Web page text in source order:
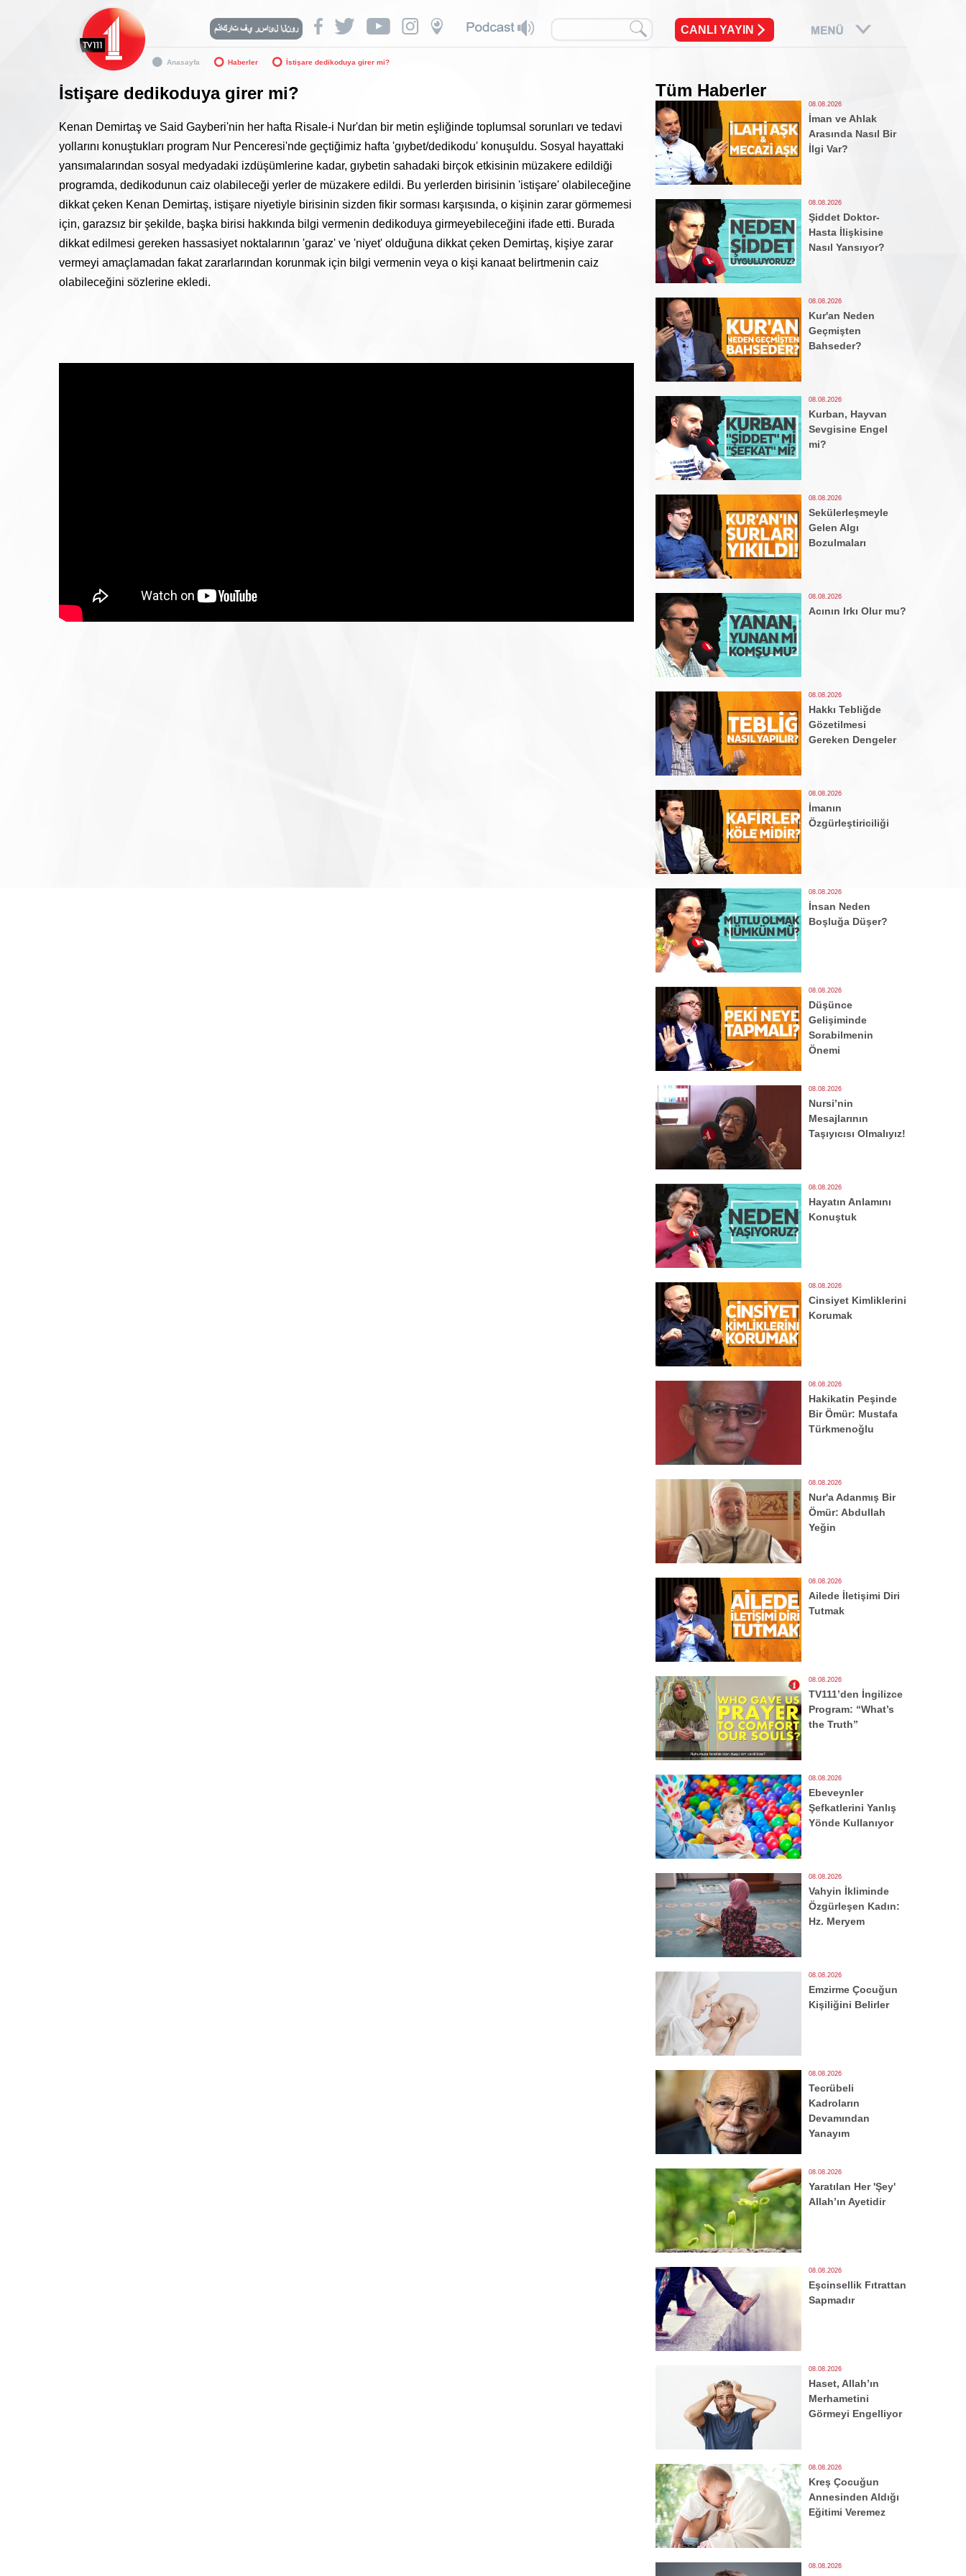
CANLI YAYIN
Anasayfa Haberler İstişare dedikoduya girer mi?
İstişare dedikoduya girer mi?
Kenan Demirtaş ve Said Gayberi'nin her hafta Risale-i Nur'dan bir metin eşliğinde toplumsal sorunları ve tedavi
yollarını konuştukları program Nur Penceresi'nde geçtiğimiz hafta 'gıybet/dedikodu' konuşuldu. Sosyal hayattaki
yansımalarından sosyal medyadaki izdüşümlerine kadar, gıybetin sahadaki birçok etkisinin müzakere edildiği
programda, dedikodunun caiz olabileceği yerler de müzakere edildi. Bu yerlerden birisinin 'istişare' olabileceğine
dikkat çeken Kenan Demirtaş, istişare niyetiyle birisinin sizden fikir sorması karşısında, o kişinin zarar görmemesi
için, garazsız bir şekilde, başka birisi hakkında bilgi vermenin dedikoduya girmeyebileceğini ifade etti. Burada
dikkat edilmesi gereken hassasiyet noktalarının 'garaz' ve 'niyet' olduğuna dikkat çeken Demirtaş, kişiye zarar
vermeyi amaçlamadan fakat zararlarından korunmak için bilgi vermenin veya o kişi kanaat belirtmenin caiz
olabileceğini sözlerine ekledi.
Tüm Haberler
08.08.2026
İman ve Ahlak
Arasında Nasıl Bir
İlgi Var?
08.08.2026
Şiddet Doktor-
Hasta İlişkisine
Nasıl Yansıyor?
08.08.2026
Kur'an Neden
Geçmişten
Bahseder?
08.08.2026
Kurban, Hayvan
Sevgisine Engel
mi?
08.08.2026
Sekülerleşmeyle
Gelen Algı
Bozulmaları
08.08.2026
Acının Irkı Olur mu?
08.08.2026
Hakkı Tebliğde
Gözetilmesi
Gereken Dengeler
08.08.2026
İmanın
Özgürleştiriciliği
08.08.2026
İnsan Neden
Boşluğa Düşer?
08.08.2026
Düşünce
Gelişiminde
Sorabilmenin
Önemi
08.08.2026
Nursi’nin
Mesajlarının
Taşıyıcısı Olmalıyız!
08.08.2026
Hayatın Anlamını
Konuştuk
08.08.2026
Cinsiyet Kimliklerini
Korumak
08.08.2026
Hakikatin Peşinde
Bir Ömür: Mustafa
Türkmenoğlu
08.08.2026
Nur'a Adanmış Bir
Ömür: Abdullah
Yeğin
08.08.2026
Ailede İletişimi Diri
Tutmak
08.08.2026
TV111’den İngilizce
Program: “What’s
the Truth”
08.08.2026
Ebeveynler
Şefkatlerini Yanlış
Yönde Kullanıyor
08.08.2026
Vahyin İkliminde
Özgürleşen Kadın:
Hz. Meryem
08.08.2026
Emzirme Çocuğun
Kişiliğini Belirler
08.08.2026
Tecrübeli
Kadroların
Devamından
Yanayım
08.08.2026
Yaratılan Her 'Şey'
Allah’ın Ayetidir
08.08.2026
Eşcinsellik Fıtrattan
Sapmadır
08.08.2026
Haset, Allah’ın
Merhametini
Görmeyi Engelliyor
08.08.2026
Kreş Çocuğun
Annesinden Aldığı
Eğitimi Veremez
08.08.2026